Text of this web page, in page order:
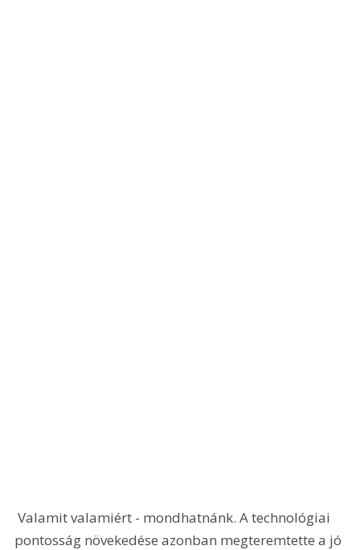
Valamit valamiért - mondhatnánk. A technológiai
pontosság növekedése azonban megteremtette a jó